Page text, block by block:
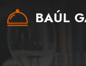
Saltar
BAÚL